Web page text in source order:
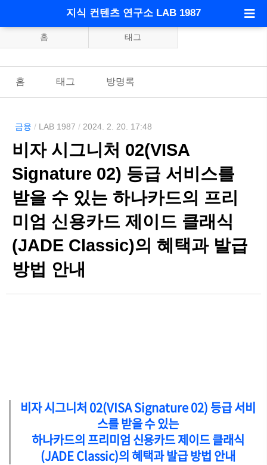
지식 컨텐츠 연구소 LAB 1987
홈 태그
홈 태그 방명록
금융 / LAB 1987 / 2024. 2. 20. 17:48
비자 시그니처 02(VISA
Signature 02) 등급 서비스를
받을 수 있는 하나카드의 프리
미엄 신용카드 제이드 클래식
(JADE Classic)의 혜택과 발급
방법 안내
비자 시그니처 02(VISA Signature 02) 등급 서비
스를 받을 수 있는
하나카드의 프리미엄 신용카드 제이드 클래식
(JADE Classic)의 혜택과 발급 방법 안내